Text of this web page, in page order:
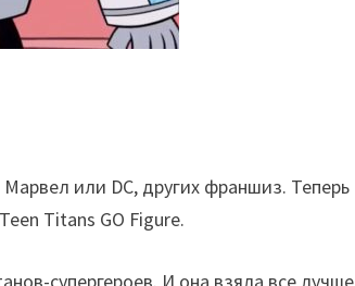
или DC, других франшиз. Теперь
Titans GO Figure.